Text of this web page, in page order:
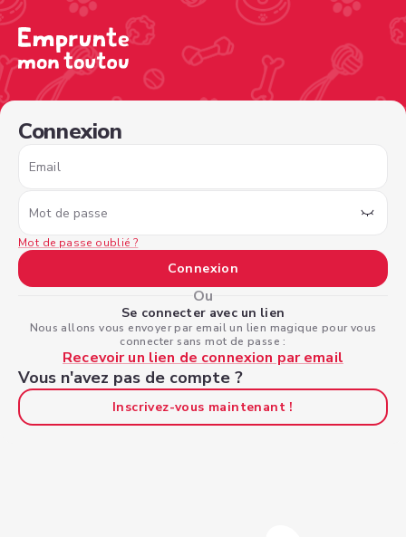
Connexion
Email
Mot de passe
Mot de passe oublié ?
Connexion
Ou
Se connecter avec un lien
Nous allons vous envoyer par email un lien magique pour vous
connecter sans mot de passe :
Recevoir un lien de connexion par email
Vous n'avez pas de compte ?
Inscrivez-vous maintenant !
/sign-in?nextPage=%2Fview-profile%2F1f3e2dbf-3fe7-